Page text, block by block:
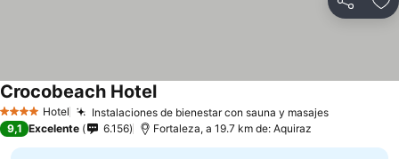
Compartir
4 EstrellasHotel Instalaciones de bienestar con sauna y masajesVer
Crocobeach HotelVer precios
9,1 Excelente 6.156 Fortaleza, a 19.7 km de: Aquiraz